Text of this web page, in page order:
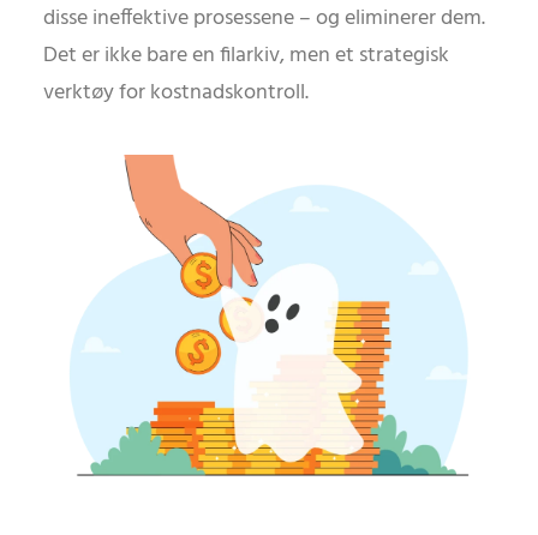
disse ineffektive prosessene – og eliminerer dem.
Det er ikke bare en filarkiv, men et strategisk
verktøy for kostnadskontroll.